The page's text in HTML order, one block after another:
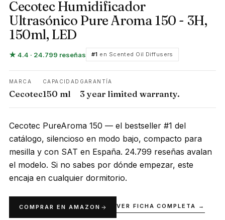
Cecotec Humidificador
Ultrasónico Pure Aroma 150 - 3H,
150ml, LED
★ 4.4 · 24.799 reseñas #1 en Scented Oil Diffusers
MARCA
Cecotec
CAPACIDAD
150 ml
GARANTÍA
3 year limited warranty.
Cecotec PureAroma 150 — el bestseller #1 del
catálogo, silencioso en modo bajo, compacto para
mesilla y con SAT en España. 24.799 reseñas avalan
el modelo. Si no sabes por dónde empezar, este
encaja en cualquier dormitorio.
COMPRAR EN AMAZON VER FICHA COMPLETA →